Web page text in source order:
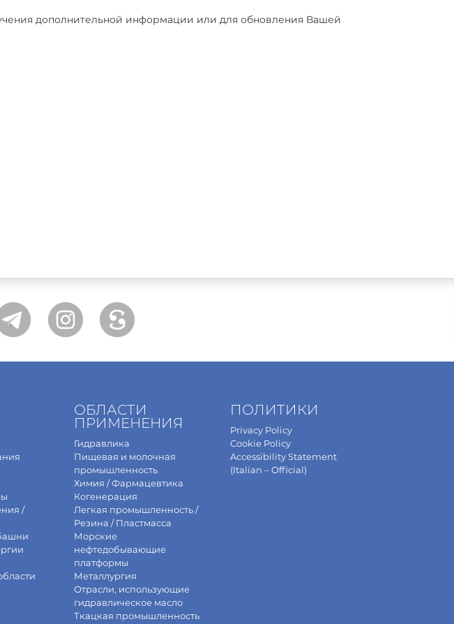
дополнительной информации или для обновления Вашей
/
ОБЛАСТИ
ПРИМЕНЕНИЯ
Гидравлика
Пищевая и молочная
промышленность
Химия / Фармацевтика
Когенерация
Легкая промышленность /
Резина / Пластмасса
Морские
нефтедобывающие
платформы
Металлургия
Отрасли, использующие
гидравлическое масло
Ткацкая промышленность
ПОЛИТИКИ
Privacy Policy
Cookie Policy
Accessibility Statement
(Italian – Official)